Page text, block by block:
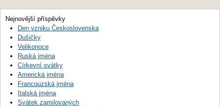
Nejnovější příspěvky
Den vzniku Československa
Dušičky
Velikonoce
Ruská jména
Církevní svátky
Americká jména
Francouzská jména
Italská jména
Svátek zamilovaných